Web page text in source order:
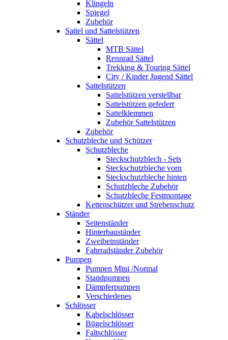
Klingeln
Spiegel
Zubehör
Sattel und Sattelstützen
Sättel
MTB Sättel
Rennrad Sättel
Trekking & Touring Sättel
City / Kinder Jugend Sättel
Sattelstützen
Sattelstützen verstellbar
Sattelstützen gefedert
Sattelklemmen
Zubehör Sattelstützen
Zubehör
Schutzbleche und Schützer
Schutzbleche
Steckschutzblech - Sets
Steckschutzbleche vorn
Steckschutzbleche hinten
Schutzbleche Zubehör
Schutzbleche Festmontage
Kettenschützer und Strebenschutz
Ständer
Seitenständer
Hinterbauständer
Zweibeinständer
Fahrradständer Zubehör
Pumpen
Pumpen Mini /Normal
Standpumpen
Dämpferpumpen
Verschiedenes
Schlösser
Kabelschlösser
Bügelschlösser
Faltschlösser